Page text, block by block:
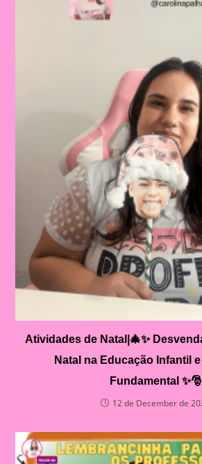
Atividades de Natal|🎄✨
Natal na Educação Infantil
Fundamental ✨🎅
12 de December de